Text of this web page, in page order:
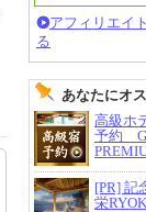
アフィリエイ
る
あなたにオ
高級ホ
予約
[PR] 記
栄